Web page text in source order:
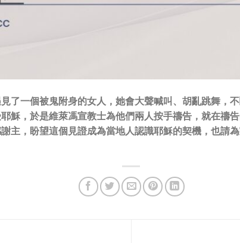
了一個被鬼附身的女人，她會大聲喊叫、胡亂跳舞，
穌，於是維萊馮宣教士為他們兩人按手禱告，就在禱
主，盼望這個見證成為當地人認識耶穌的契機，也請